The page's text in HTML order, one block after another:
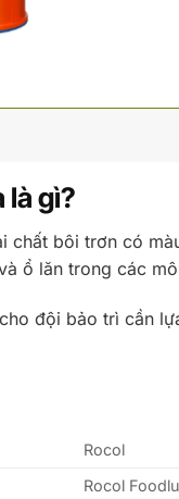
là gì?
chất bôi trơn có
ổ lăn trong các
đội bảo trì cần
Rocol
Rocol